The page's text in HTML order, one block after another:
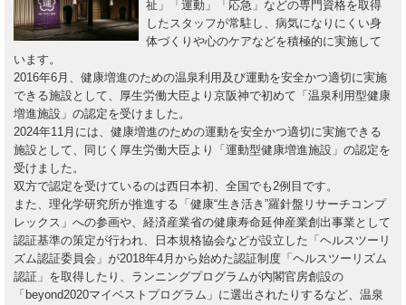
祉」「運動」「応急」などの専門資格を取得
したスタッフが常駐し、病気になりにくい身
体づくりや心のケアなどを積極的に実施して
います。
2016年6月、健康増進のための温泉利用及び運動を安全かつ適切に実施
できる施設として、厚生労働大臣より京阪神で初めて「温泉利用型健康
増進施設」の認定を受けました。
2024年11月には、健康増進のための運動を安全かつ適切に実施できる
施設として、同じく厚生労働大臣より「運動型健康増進施設」の認定を
受けました。
双方で認定を受けているのは西日本初、全国でも2例目です。
また、理化学研究所が推進する「健康“生き活き”羅針盤リサーチコンプ
レックス」への参画や、経済産業省の健康寿命延伸産業創出事業として
認証基準の策定が行われ、日本規格協会などが設立した「ヘルスツーリ
ズム認証委員会」が2018年4月から始めた認証制度「ヘルスツーリズム
認証」を取得したり、ランニングプログラムが内閣官房創設の
「beyond2020マイベストプログラム」に選出されたりするなど、温泉